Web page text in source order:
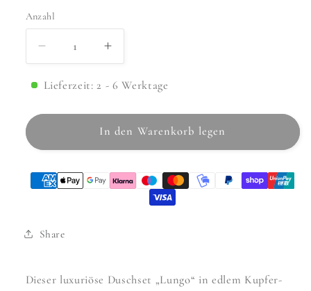
Anzahl
Anzahl
Verringere
die
Menge
Dusche
Unterputz
Lungo
(mit
Erhöhe
die
Menge
Dusche
Unterputz
Lungo
(mit
Thermostat)
Lieferzeit: 2 - 6 Werktage
In den Warenkorb legen
Share
Dieser luxuriöse Duschset „Lungo“ in edlem Kupfer-